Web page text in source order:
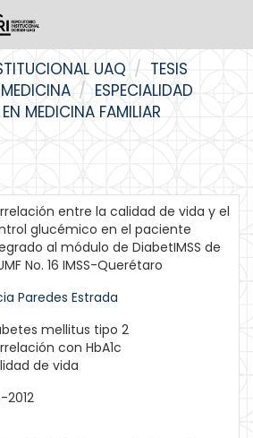
UAQ
TESIS
ESPECIALIDAD
MEDICINA FAMILIAR
entre la calidad de vida y el
glucémico en el paciente
al módulo de DiabetIMSS de
No. 16 IMSS-Querétaro
Paredes Estrada
mellitus tipo 2
con HbA1c
de vida
2012